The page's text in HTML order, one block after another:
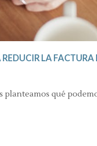
LA FACTURA
planteamos qué